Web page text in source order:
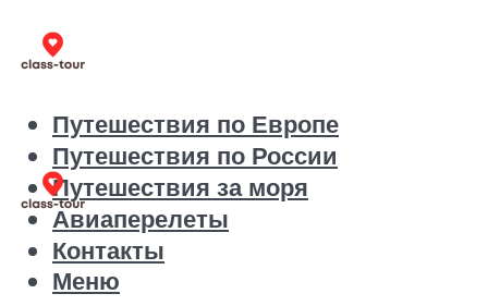
Путешествия по Европе
Путешествия по России
Путешествия за моря
Авиаперелеты
Контакты
Меню